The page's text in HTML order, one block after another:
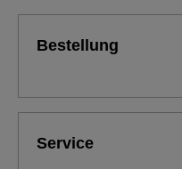
Bestellung
Service